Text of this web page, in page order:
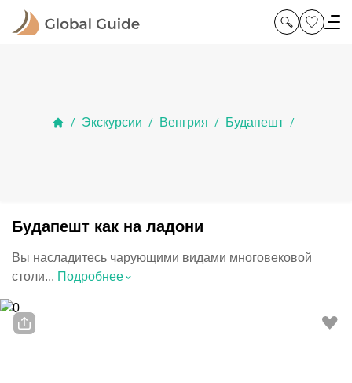
/ Экскурсии / Венгрия / Будапешт /
Будапешт как на ладони
Вы насладитесь чарующими видами многовековой
столи... Подробнее⌃